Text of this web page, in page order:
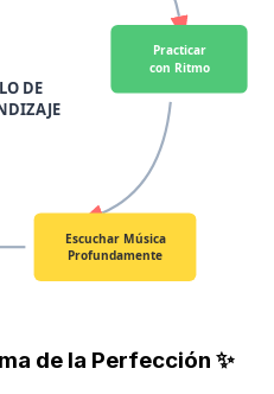
Practicar
con Ritmo
Escuchar Música
Profundamente
DE
de la Perfección ✨